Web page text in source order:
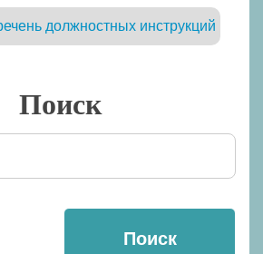
должностных инструкций
Поиск